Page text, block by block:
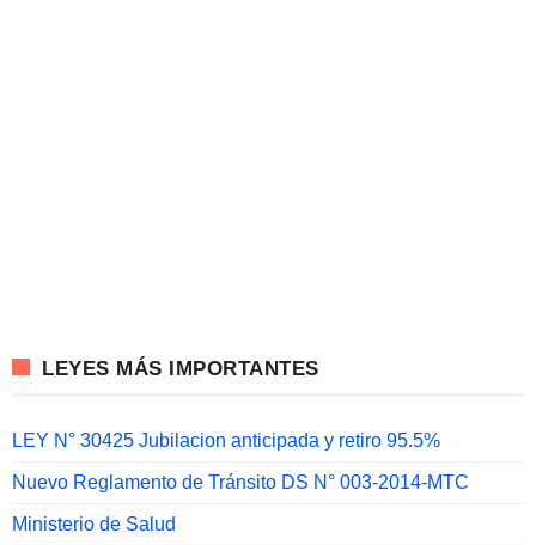
LEYES MÁS IMPORTANTES
LEY N° 30425 Jubilacion anticipada y retiro 95.5%
Nuevo Reglamento de Tránsito DS N° 003-2014-MTC
Ministerio de Salud